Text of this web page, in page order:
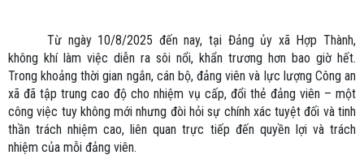
Từ ngày 10/8/2025 đến nay, tại Đảng ủy xã Hợp Thành,
không khí làm việc diễn ra sôi nổi, khẩn trương hơn bao giờ hết.
Trong khoảng thời gian ngắn, cán bộ, đảng viên và lực lượng Công an
xã đã tập trung cao độ cho nhiệm vụ cấp, đổi thẻ đảng viên – một
công việc tuy không mới nhưng đòi hỏi sự chính xác tuyệt đối và tinh
thần trách nhiệm cao, liên quan trực tiếp đến quyền lợi và trách
nhiệm của mỗi đảng viên.